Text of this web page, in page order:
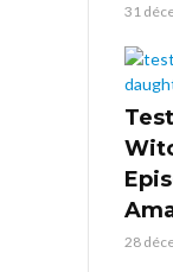
31
28